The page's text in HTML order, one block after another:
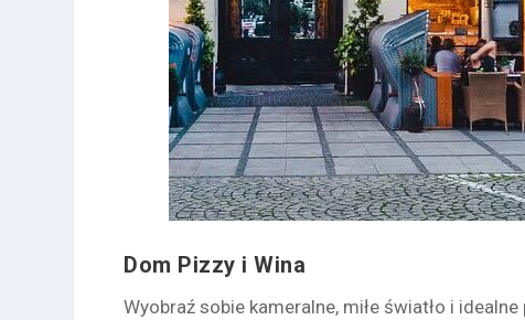
Dom Pizzy i Wina
Wyobraź sobie kameralne, miłe światło i